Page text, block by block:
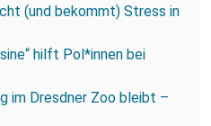
(und bekommt) Stress in
hilft Pol*innen bei
im Dresdner Zoo bleibt –